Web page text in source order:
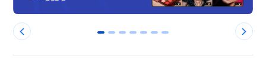
0 1 2 3 4 5 6